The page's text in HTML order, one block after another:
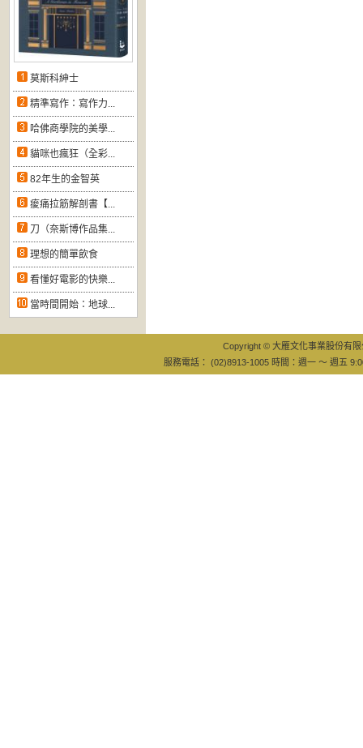
莫斯科紳士
精準寫作：寫作力...
哈佛商學院的美學...
貓咪也瘋狂（全彩...
82年生的金智英
痠痛拉筋解剖書【...
刀（奈斯博作品集...
理想的簡單飲食
看懂好電影的快樂...
當時間開始：地球...
Copyright © 大雁文化事業股份有
服務電話： (02)8913-1005 時間：週一 ～ 週五